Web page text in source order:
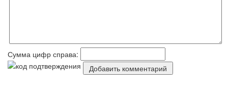
Сумма цифр справа: